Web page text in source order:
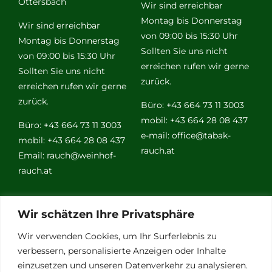
Wir schätzen Ihre Privatsphäre
Wir verwenden Cookies, um Ihr Surferlebnis zu
verbessern, personalisierte Anzeigen oder Inhalte
einzusetzen und unseren Datenverkehr zu analysieren.
Wir sind erreichbar
Montag bis Donnerstag
von 09:00 bis 15:30 Uhr
Sollten Sie uns nicht
erreichen rufen wir gerne
zurück.
Büro: +43 664 73 11 3003
mobil: +43 664 28 08 437
Email: rauch@weinhof-
rauch.at
Wir sind erreichbar
Montag bis Donnerstag
von 09:00 bis 15:30 Uhr
Sollten Sie uns nicht
erreichen rufen wir gerne
zurück.
Büro: +43 664 73 11 3003
mobil: +43 664 28 08 437
e-mail: office@tabak-
rauch.at
Weitere
Links
Vino Vitalis